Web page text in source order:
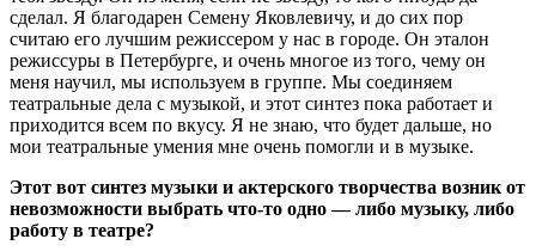
сделал. Я благодарен Семену Яковлевичу, и до сих пор
считаю его лучшим режиссером у нас в городе. Он эталон
режиссуры в Петербурге, и очень многое из того, чему он
меня научил, мы используем в группе. Мы соединяем
театральные дела с музыкой, и этот синтез пока работает и
приходится всем по вкусу. Я не знаю, что будет дальше, но
мои театральные умения мне очень помогли и в музыке.
Этот вот синтез музыки и актерского творчества возник от
невозможности выбрать что-то одно — либо музыку, либо
работу в театре?